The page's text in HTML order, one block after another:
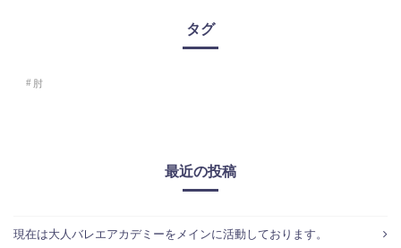
タグ
肘
最近の投稿
現在は大人バレエアカデミーをメインに活動しております。